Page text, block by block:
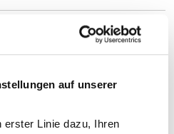
auf unserer
Linie dazu, Ihren
und „über Tage“?